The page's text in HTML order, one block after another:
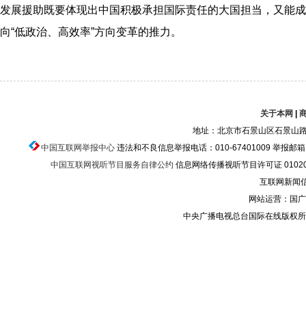
发展援助既要体现出中国积极承担国际责任的大国担当，又能
向“低政治、高效率”方向变革的推力。
关于本网
地址：北京市石景山区石景山
中国互联网举报中心违法和不良信息举报电话：010-67401009 举报邮
中国互联网视听节目服务自律公约 信息网络传播视听节目许可证
互联网新闻
网站运营：国
中央广播电视总台国际在线版权